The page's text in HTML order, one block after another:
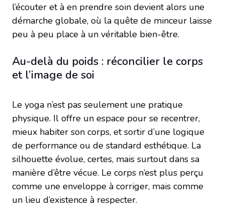
l’écouter et à en prendre soin devient alors une
démarche globale, où la quête de minceur laisse
peu à peu place à un véritable bien-être.
Au-delà du poids : réconcilier le corps
et l’image de soi
Le yoga n’est pas seulement une pratique
physique. Il offre un espace pour se recentrer,
mieux habiter son corps, et sortir d’une logique
de performance ou de standard esthétique. La
silhouette évolue, certes, mais surtout dans sa
manière d’être vécue. Le corps n’est plus perçu
comme une enveloppe à corriger, mais comme
un lieu d’existence à respecter.